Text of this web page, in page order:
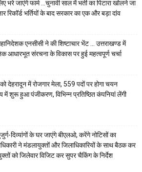
भरे जाएंगे फार्म …चुनावी साल में भर्ती का पिटारा खोलने जा
रिकॉर्ड भर्तियों के बाद सरकार का एक और बड़ा दांव
एनसीसी ने की शिष्टाचार भेंट … उत्तराखण्ड में
आधारभूत संरचना के विकास पर हुई महत्वपूर्ण चर्चा
देहरादून में रोजगार मेला, 559 पदों पर होगा चयन
में शुरू हुआ पंजीकरण, विभिन्न प्रतिष्ठित कंपनियां लेंगी
दिव्यांगों के घर जाएंगे बीएलओ, करेंगे नोटिसों का
ने मंडलायुक्तों और जिलाधिकारियों के साथ बैठक कर
को जिलेवार विजिट कर सुपर चैकिंग के निर्देश